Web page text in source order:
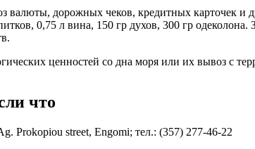
валюты, дорожных чеков, кредитных карточек и
0,75 л вина, 150 гр духов, 300 гр
ценностей со дна моря или их вывоз с
что
Prokopiou street, Engomi; тел.: (357) 277-46-22